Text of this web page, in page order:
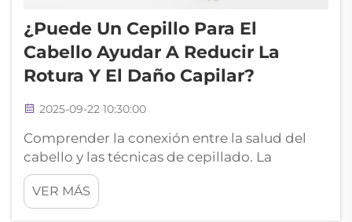
¿Puede Un Cepillo Para El
Cabello Ayudar A Reducir La
Rotura Y El Daño Capilar?
2025-09-22 10:30:00
Comprender la conexión entre la salud del
cabello y las técnicas de cepillado. La
relación entre tu cepillo y la salud de tu
cabello es más importante de lo que podrías
imaginar. Cada pasada del cepillo puede
VER MÁS